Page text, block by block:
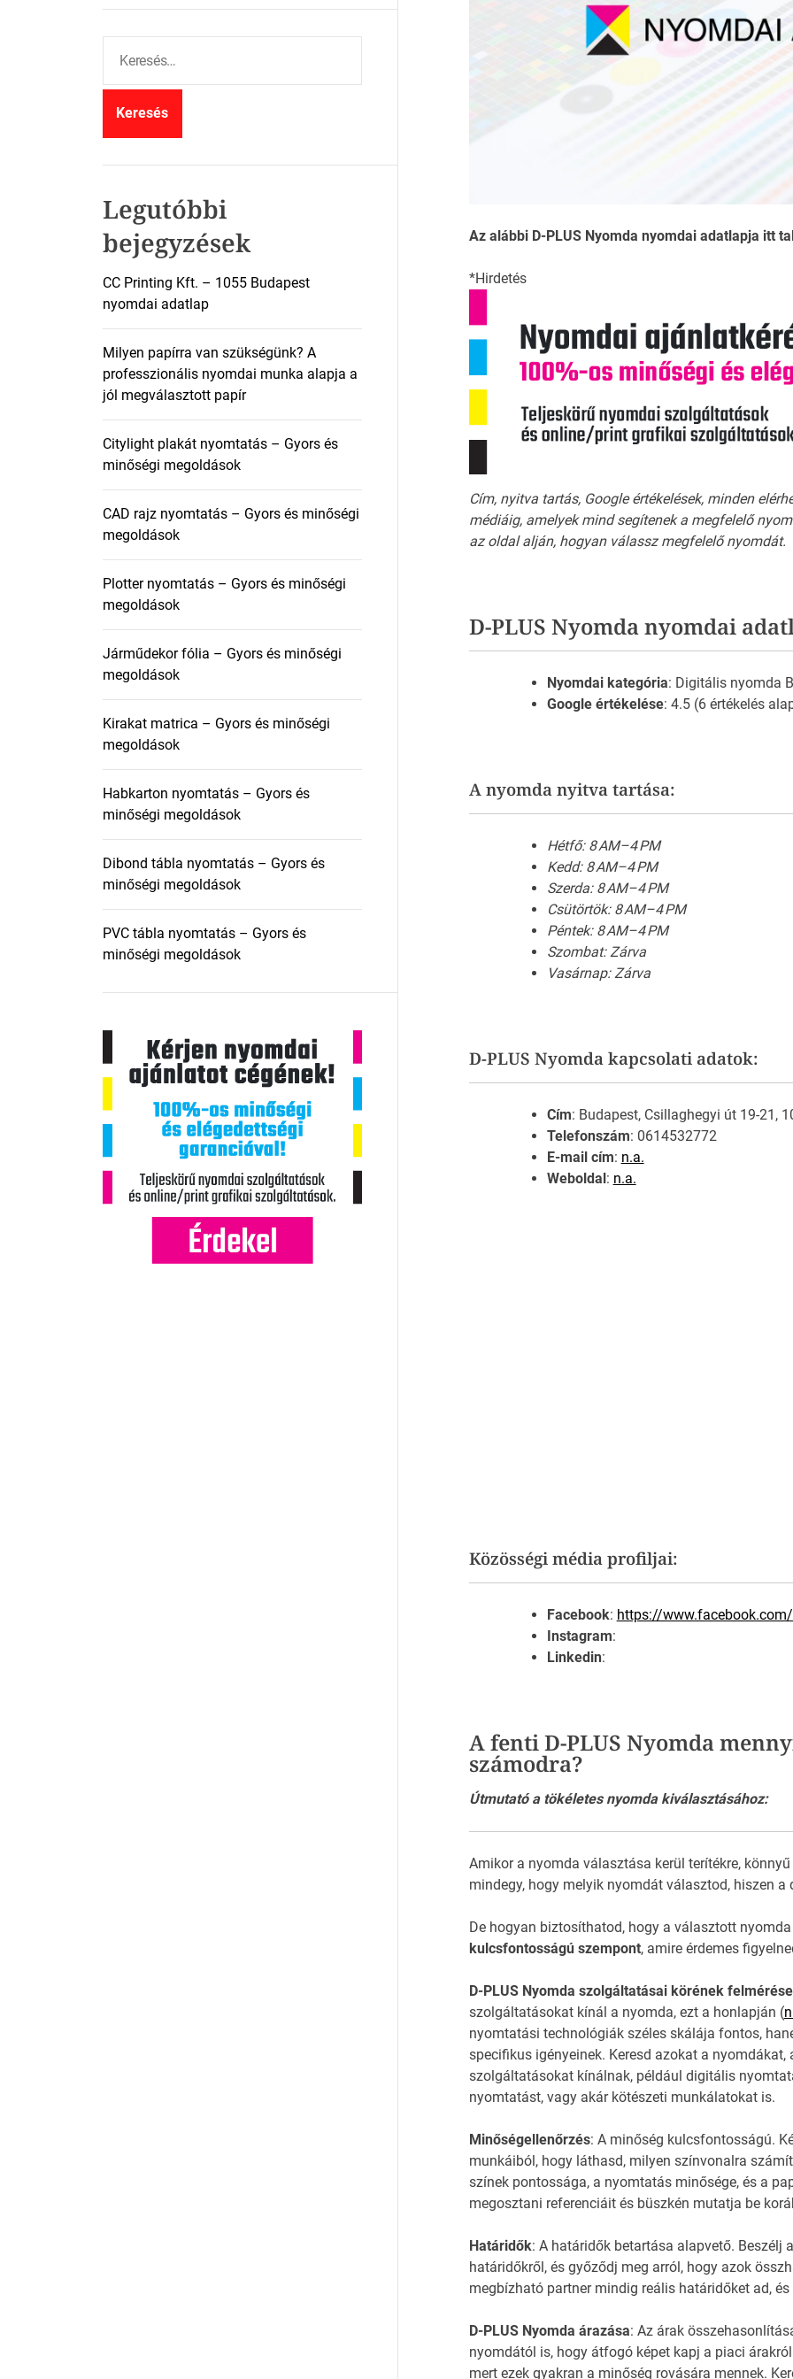
Az alábbi D-PLUS Nyomda nyomdai adatlapja itt
*Hirdetés
Cím, nyitva tartás, Google értékelések, minden
médiáig, amelyek mind segítenek a megfelelő
az oldal alján, hogyan válassz megfelelő nyomdát.
D-PLUS Nyomda nyomdai
Nyomdai kategória: Digitális nyomda
Google értékelése: 4.5 (6 értékelés
A nyomda nyitva tartása:
Hétfő: 8 AM–4 PM
Kedd: 8 AM–4 PM
Szerda: 8 AM–4 PM
Csütörtök: 8 AM–4 PM
Péntek: 8 AM–4 PM
Szombat: Zárva
Vasárnap: Zárva
D-PLUS Nyomda kapcsolati adatok:
Cím: Budapest, Csillaghegyi út 19-21,
Telefonszám: 0614532772
E-mail cím: n.a.
Weboldal: n.a.
Közösségi média profiljai:
Facebook: https://
Instagram:
Linkedin:
A fenti D-PLUS Nyomda
számodra?
Útmutató a tökéletes nyomda kiválasztásához:
Amikor a nyomda választása kerül terítékre,
mindegy, hogy melyik nyomdát választod, hiszen
De hogyan biztosíthatod, hogy a választott
kulcsfontosságú szempont, amire érdemes
D-PLUS Nyomda szolgáltatásai körének felmérése
szolgáltatásokat kínál a nyomda, ezt a honlapján (
nyomtatási technológiák széles skálája fontos,
specifikus igényeinek. Keresd azokat a
szolgáltatásokat kínálnak, például digitális
nyomtatást, vagy akár kötészeti munkálatokat is.
Minőségellenőrzés: A minőség kulcsfontosságú.
munkáiból, hogy láthasd, milyen színvonalra
színek pontossága, a nyomtatás minősége, és a
megosztani referenciáit és büszkén mutatja be
Határidők: A határidők betartása alapvető. Beszélj
határidőkről, és győződj meg arról, hogy azok
megbízható partner mindig reális határidőket ad,
D-PLUS Nyomda árazása: Az árak
nyomdától is, hogy átfogó képet kapj a piaci
mert ezek gyakran a minőség rovására mennek.
r
Legutóbbi
bejegyzések
CC Printing Kft. – 1055 Budapest
nyomdai adatlap
Milyen papírra van szükségünk? A
professzionális nyomdai munka alapja a
jól megválasztott papír
Citylight plakát nyomtatás – Gyors és
minőségi megoldások
CAD rajz nyomtatás – Gyors és minőségi
megoldások
Plotter nyomtatás – Gyors és minőségi
megoldások
Járműdekor fólia – Gyors és minőségi
megoldások
Kirakat matrica – Gyors és minőségi
megoldások
Habkarton nyomtatás – Gyors és
minőségi megoldások
Dibond tábla nyomtatás – Gyors és
minőségi megoldások
PVC tábla nyomtatás – Gyors és
minőségi megoldások